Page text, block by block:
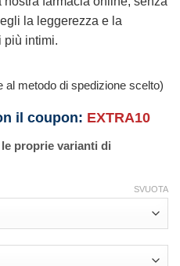
la leggerezza e la
più intimi.
al metodo di spedizione scelto)
il coupon: EXTRA10
proprie varianti di
SVUOTA